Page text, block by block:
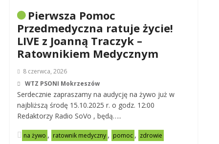
Pierwsza Pomoc
Przedmedyczna ratuje życie!
LIVE z Joanną Traczyk –
Ratownikiem Medycznym
8 czerwca, 2026
WTZ PSONI Mokrzeszów
Serdecznie zapraszamy na audycję na żywo już w
najbliższą środę 15.10.2025 r. o godz. 12:00
Redaktorzy Radio SoVo , będą…..
na żywo , ratownik medyczny , pomoc , zdrowie